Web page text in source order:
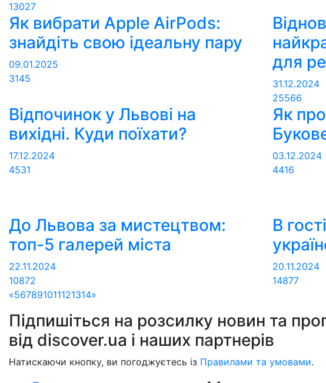
13027
Як вибрати Apple AirPods:
знайдіть свою ідеальну пару
09.01.2025
3145
для
31.12.2024
25566
Відпочинок у Львові на
вихідні. Куди поїхати?
17.12.2024
4531
Як
03.12.2024
4416
До Львова за мистецтвом:
топ-5 галерей міста
22.11.2024
10872
В
20.11.2024
14877
«567891011121314»
Підпишіться на розсилку новин та
від discover.ua і наших партнерів
Натискаючи кнопку, ви погоджуєтесь із Правилами та умовами.